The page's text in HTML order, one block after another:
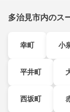
多治見市内のス
幸町 小
平井町
西坂町